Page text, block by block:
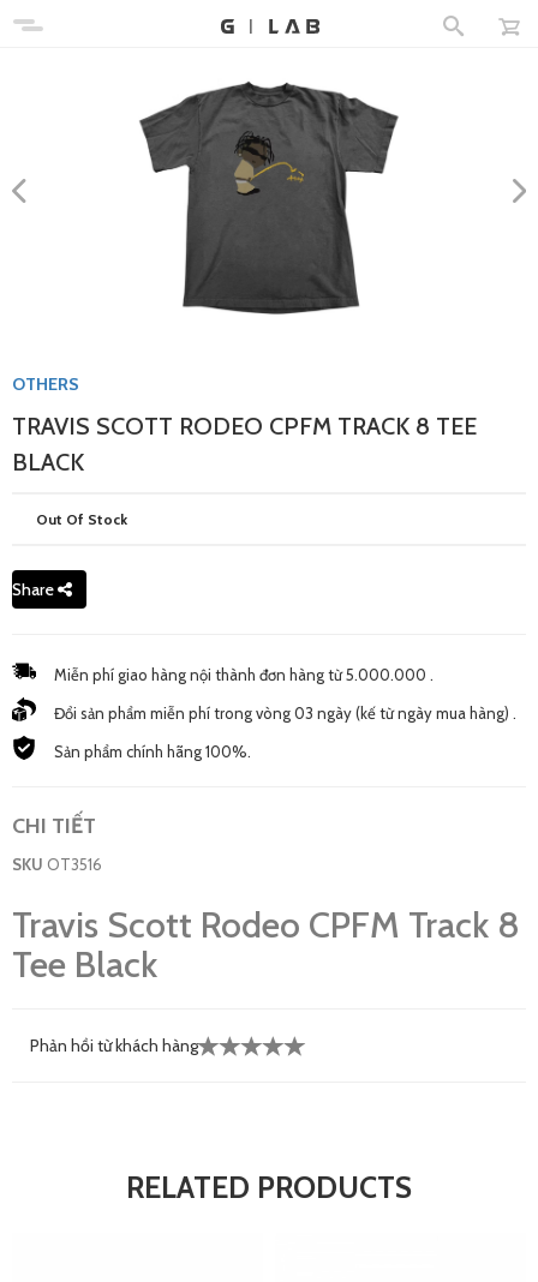
OTHERS
TRAVIS SCOTT RODEO CPFM TRACK 8 TEE
BLACK
Out Of Stock
Share
Miễn phí giao hàng nội thành đơn hàng từ 5.000.000 .
Đổi sản phẩm miễn phí trong vòng 03 ngày (kế từ ngày mua hàng) .
Sản phẩm chính hãng 100%.
CHI TIẾT
SKU OT3516
Travis Scott Rodeo CPFM Track 8
Tee Black
Phản hồi từ khách hàng
RELATED PRODUCTS